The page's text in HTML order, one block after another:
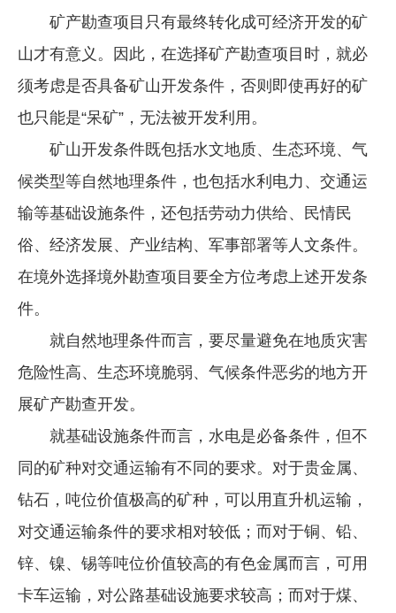
矿产勘查项目只有最终转化成可经济开发的矿
山才有意义。因此，在选择矿产勘查项目时，就必
须考虑是否具备矿山开发条件，否则即使再好的矿
也只能是“呆矿”，无法被开发利用。
矿山开发条件既包括水文地质、生态环境、气
候类型等自然地理条件，也包括水利电力、交通运
输等基础设施条件，还包括劳动力供给、民情民
俗、经济发展、产业结构、军事部署等人文条件。
在境外选择境外勘查项目要全方位考虑上述开发条
件。
就自然地理条件而言，要尽量避免在地质灾害
危险性高、生态环境脆弱、气候条件恶劣的地方开
展矿产勘查开发。
就基础设施条件而言，水电是必备条件，但不
同的矿种对交通运输有不同的要求。对于贵金属、
钻石，吨位价值极高的矿种，可以用直升机运输，
对交通运输条件的要求相对较低；而对于铜、铅、
锌、镍、锡等吨位价值较高的有色金属而言，可用
卡车运输，对公路基础设施要求较高；而对于煤、